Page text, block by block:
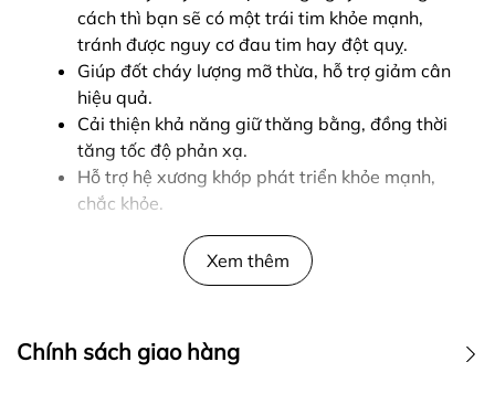
cách thì bạn sẽ có một trái tim khỏe mạnh,
tránh được nguy cơ đau tim hay đột quỵ.
Giúp đốt cháy lượng mỡ thừa, hỗ trợ giảm cân
hiệu quả.
Cải thiện khả năng giữ thăng bằng, đồng thời
tăng tốc độ phản xạ.
Hỗ trợ hệ xương khớp phát triển khỏe mạnh,
chắc khỏe.
Với những ưu điểm :
Dây nhảy Thái Lan có phần Tay cầm được làm
Xem thêm
Chính sách giao hàng